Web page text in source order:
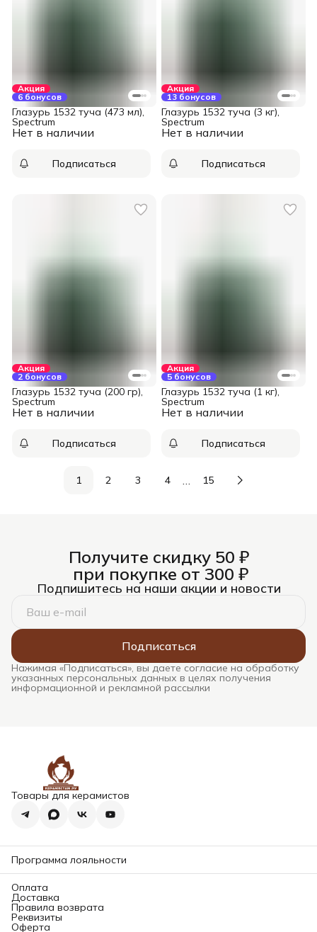
Акция
6 бонусов
Нет в наличии
Глазурь 1532 туча (473 мл),
Spectrum
Подписаться
Акция
13 бонусов
Нет в наличии
Глазурь 1532 туча (3 кг),
Spectrum
Подписаться
Акция
2 бонусов
Нет в наличии
Глазурь 1532 туча (200 гр),
Spectrum
Подписаться
Акция
5 бонусов
Нет в наличии
Глазурь 1532 туча (1 кг),
Spectrum
Подписаться
1 2 3 4 … 15
Получите скидку 50 ₽
при покупке от 300 ₽
Подпишитесь на наши акции и новости
Подписаться
Нажимая «Подписаться», вы даете согласие на обработку
указанных персональных данных в целях получения
информационной и рекламной рассылки
Товары для керамистов
Программа лояльности
Оплата
Доставка
Правила возврата
Реквизиты
Оферта